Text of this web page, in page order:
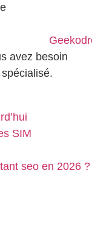
avez besoin
SIM
seo en 2026 ?